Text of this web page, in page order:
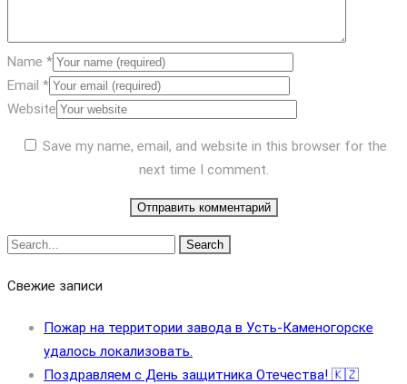
Name *
Email *
Website
Save my name, email, and website in this browser for the
next time I comment.
Search
Свежие записи
Пожар на территории завода в Усть-Каменогорске
удалось локализовать.
Поздравляем с День защитника Отечества! 🇰🇿